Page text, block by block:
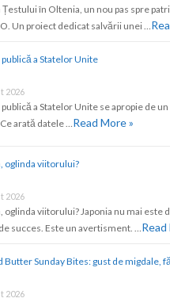
Țestului în Oltenia, un nou pas spre
Un proiect dedicat salvării unei …
a Statelor Unite
2026
a Statelor Unite se apropie de
arată datele …Read More »
oglinda viitorului?
2026
oglinda viitorului? Japonia nu mai este
succes. Este un avertisment. …Read
Butter Sunday Bites: gust de migdale,
2026